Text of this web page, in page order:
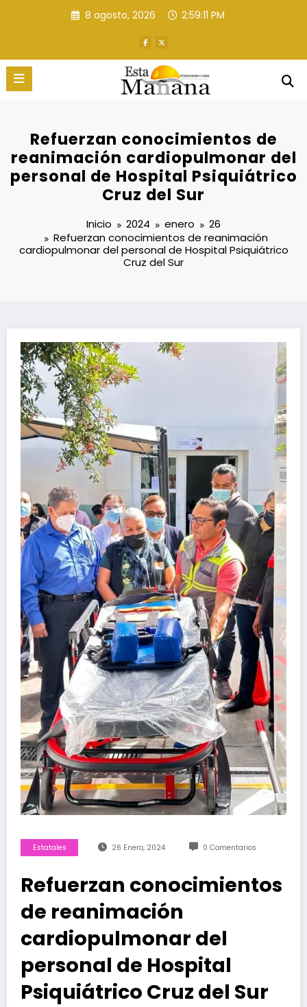
8 agosto, 2026 2:59:12 PM
Refuerzan conocimientos de
reanimación cardiopulmonar del
personal de Hospital Psiquiátrico
Cruz del Sur
Inicio 2024 enero
26
Refuerzan conocimientos de reanimación
cardiopulmonar del personal de Hospital Psiquiátrico
Cruz del Sur
Estatales 26 Enero, 2024 0 Comentarios
Refuerzan conocimientos
de reanimación
cardiopulmonar del
personal de Hospital
Psiquiátrico Cruz del Sur